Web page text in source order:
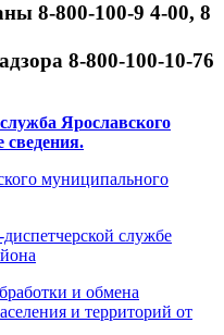
8-800-100-9 4-00, 8
8-800-100-10-76
Ярославского
муниципального
службе
и обмена
и территорий от